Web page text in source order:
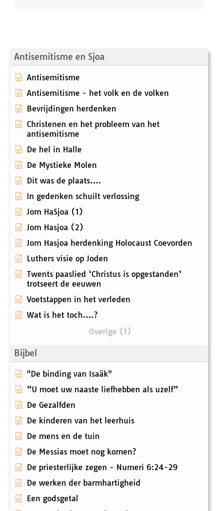
Antisemitisme en Sjoa
Antisemitisme
Antisemitisme - het volk en de volken
Bevrijdingen herdenken
Christenen en het probleem van het
antisemitisme
De hel in Halle
De Mystieke Molen
Dit was de plaats….
In gedenken schuilt verlossing
Jom HaSjoa (1)
Jom Hasjoa (2)
Jom Hasjoa herdenking Holocaust Coevorden
Luthers visie op Joden
Twents paaslied ‘Christus is opgestanden’
trotseert de eeuwen
Voetstappen in het verleden
Wat is het toch….?
Overige (1)
Bijbel
"De binding van Isaäk"
“U moet uw naaste liefhebben als uzelf”
De Gezalfden
De kinderen van het leerhuis
De mens en de tuin
De Messias moet nog komen?
De priesterlijke zegen - Numeri 6:24-29
De werken der barmhartigheid
Een godsgetal